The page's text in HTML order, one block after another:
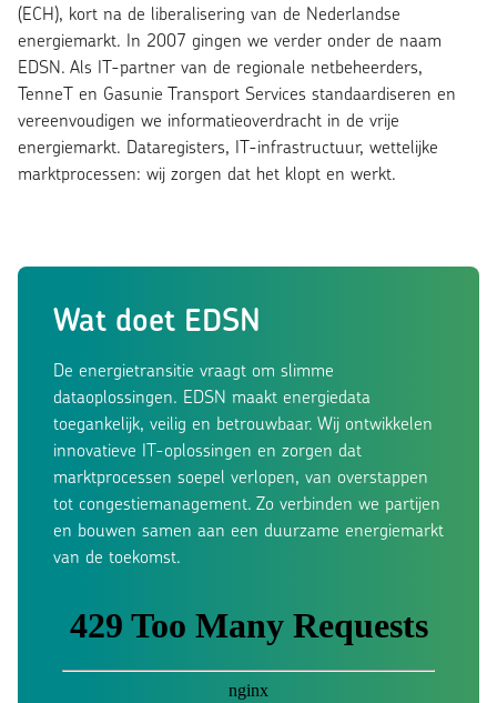
(ECH), kort na de liberalisering van de Nederlandse
energiemarkt. In 2007 gingen we verder onder de naam
EDSN. Als IT-partner van de regionale netbeheerders,
TenneT en Gasunie Transport Services standaardiseren en
vereenvoudigen we informatieoverdracht in de vrije
energiemarkt. Dataregisters, IT-infrastructuur, wettelijke
marktprocessen: wij zorgen dat het klopt en werkt.
Wat doet EDSN
De energietransitie vraagt om slimme
dataoplossingen. EDSN maakt energiedata
toegankelijk, veilig en betrouwbaar. Wij ontwikkelen
innovatieve IT-oplossingen en zorgen dat
marktprocessen soepel verlopen, van overstappen
tot congestiemanagement. Zo verbinden we partijen
en bouwen samen aan een duurzame energiemarkt
van de toekomst.